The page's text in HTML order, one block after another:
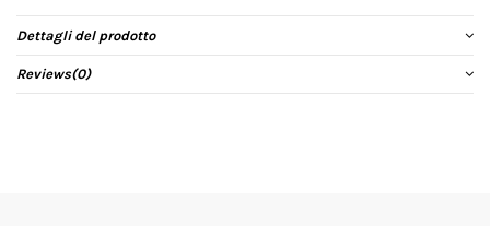
Dettagli del prodotto
Reviews(0)